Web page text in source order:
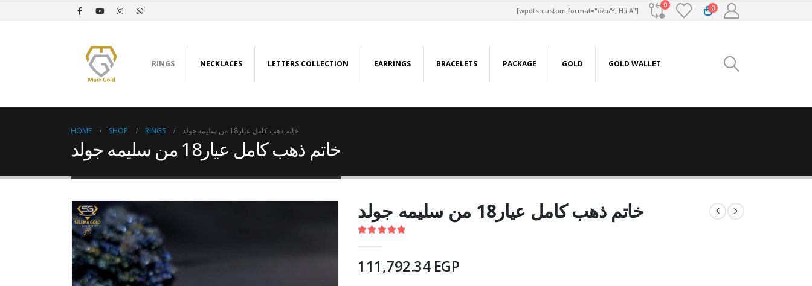
[wpdts-custom format="d/n/Y, H:i A"]
0 0
RINGS NECKLACES LETTERS COLLECTION EARRINGS BRACELETS PACKAGE GOLD GOLD WALLET
HOME SHOP RINGS خاتم ذهب كامل عيار18 من سليمه جولد
خاتم ذهب كامل عيار18 من سليمه جولد
خاتم ذهب كامل عيار18 من سليمه جولد
111,792.34 EGP